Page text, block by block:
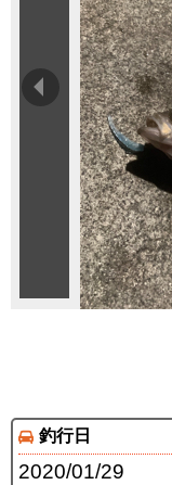
釣行日
2020/01/29